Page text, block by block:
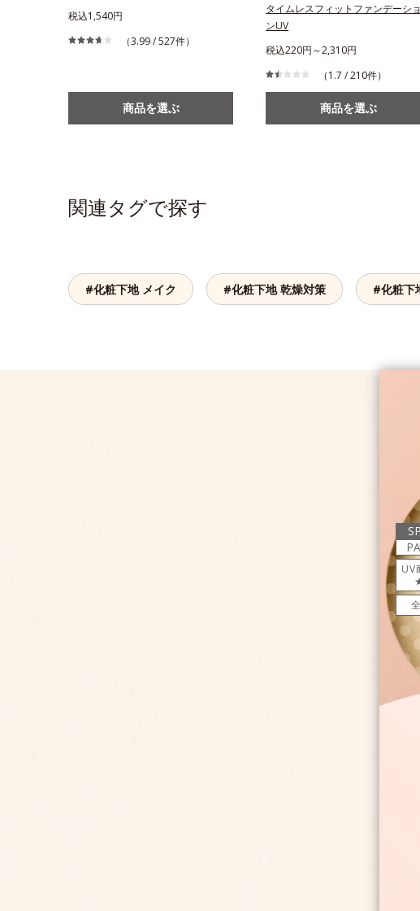
税込1,540円
（3.99 / 527件）
商品を選ぶ
タイムレスフィットファンデーショ
ンUV
税込220円～2,310円
（1.7 / 210件）
商品を選ぶ
関連タグで探す
#化粧下地 メイク #化粧下地 乾燥対策 #化粧下
UV